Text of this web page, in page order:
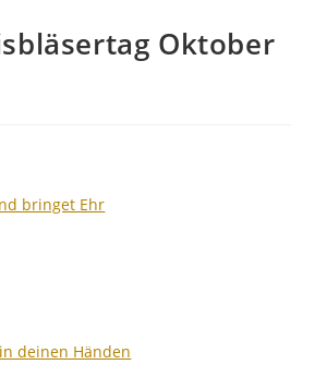
Oktober
bringet Ehr​
deinen Händen​